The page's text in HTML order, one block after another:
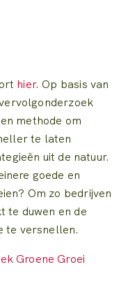
hier. Op basis van
methode om
te laten
uit de natuur.
goede en
Om zo bedrijven
te duwen en de
te versnellen.
Groene Groei